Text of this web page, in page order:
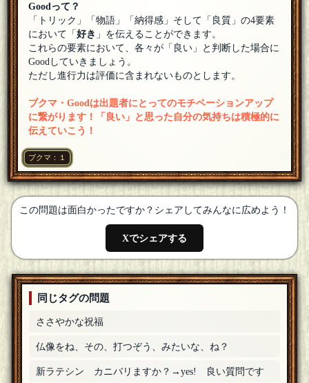
Goodって？
「トリック」「物語」「納得感」そして「良質」の4要素
において「好き 」を伝えることができます。
これらの要素において、各々が「良い」と判断した場合に
Goodしていきましょう。
ただし進行力は評価に含まれないものとします。
ブクマ・Goodは出題者にとってのモチベーションアップ
に繋がります！「良い」と思った自分の気持ちは積極的に
伝えていこう！
ブクマ：１
この問題は面白かったですか？シェアしてみんなに広めよう！
Xでシェアする
同じタグの問題
ささやかな祝福
仏像をね、その、打つぞう、みたいな、ね？
新ラテシン カニバリますか？→yes! 良い質問です